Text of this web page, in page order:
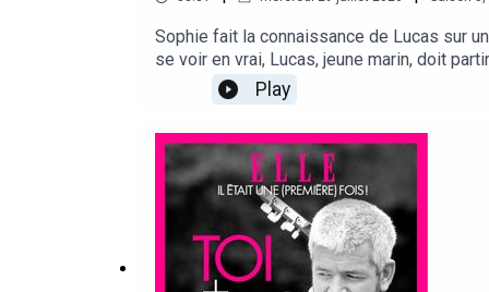
Sophie fait la connaissance de Lucas sur
se voir en vrai, Lucas, jeune marin, doit
passionnés avec la promesse de
la réalité.Il était une (première) fois, un
vous racontent leur histoire d'amour : leurs
voulez raconter votre histoire d’amour
rien rater et si ce podcast vous plaît,
Meynier (interview & montage), Théo
Play